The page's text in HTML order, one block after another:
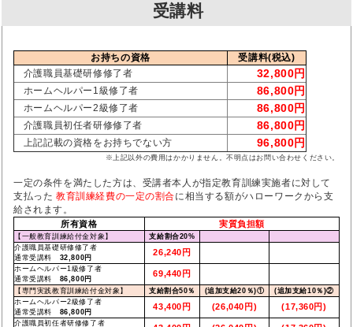
受講料
お持ちの資格
受講料(税込)
介護職員基礎研修修了者
32,800円
ホームヘルパー1級修了者 86,800円
ホームヘルパー2級修了者 86,800円
介護職員初任者研修修了者 86,800円
上記記載の資格をお持ちでない方 96,800円
※上記以外の費用はかかりません。不明点はお問い合わせください。
一定の条件を満たした方は、受講者本人が指定教育訓練実施者に対して
支払った 教育訓練経費の一定の割合に相当する額がハローワークから支
給されます。
所有資格 実質負担額
【一般教育訓練給付金対象】 支給割合20%
介護職員基礎研修修了者
通常受講料 32,800円
26,240円
ホームヘルパー1級修了者
通常受講料 86,800円
69,440円
【専門実践教育訓練給付金対象】 支給割合50％ (追加支給20％)① (追加支給10％)②
ホームヘルパー2級修了者
通常受講料 86,800円
43,400円 (26,040円) (17,360円)
介護職員初任者研修修了者